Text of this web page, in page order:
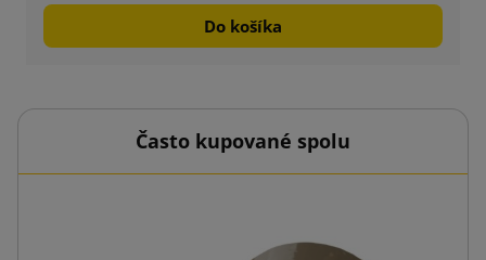
Do košíka
Často kupované spolu